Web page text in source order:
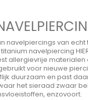
navelpiercings van
navelpiercing
allergievrije materialen
voor nieuwe
duurzaam en past
het sieraad zwaar
enzovoort.